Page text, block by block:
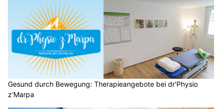
Gesund durch Bewegung: Therapieangebote bei dr’Physio
z’Marpa